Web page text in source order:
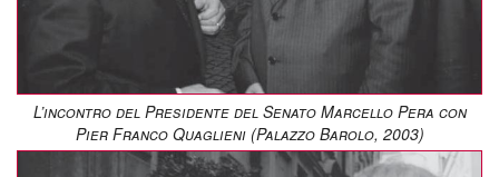
L’incontro del Presidente del Senato Marcello Pera con
Pier Franco Quaglieni (Palazzo Barolo, 2003)